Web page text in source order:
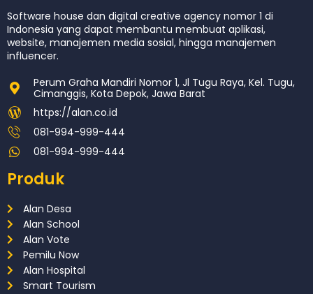
Software house dan digital creative agency nomor 1 di
Indonesia yang dapat membantu membuat aplikasi,
website, manajemen media sosial, hingga manajemen
influencer.
Perum Graha Mandiri Nomor 1, Jl Tugu Raya, Kel. Tugu,
Cimanggis, Kota Depok, Jawa Barat
https://alan.co.id
081-994-999-444
081-994-999-444
Produk
Alan Desa
Alan School
Alan Vote
Pemilu Now
Alan Hospital
Smart Tourism